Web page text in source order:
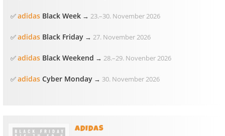
✅adidas Black Week → 23.–30. November 2026
✅adidas Black Friday → 27. November 2026
✅adidas Black Weekend → 28.–29. Novenber 2026
✅adidas Cyber Monday → 30. November 2026
ADIDAS